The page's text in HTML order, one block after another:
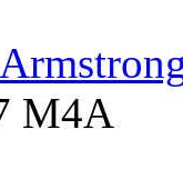
M4A